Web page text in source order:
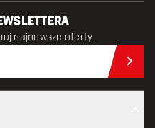
najnowsze oferty.